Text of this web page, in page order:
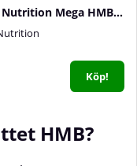
Scitec Nutrition Mega HMB, 90 caps
Köp!
HMB?